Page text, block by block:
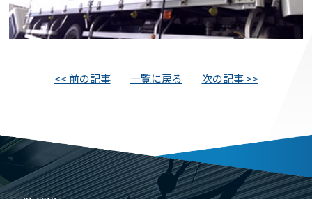
<< 前の記事 一覧に戻る 次の記事 >>